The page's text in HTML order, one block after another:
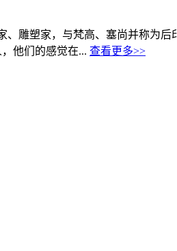
、雕塑家，与梵高、塞尚并称
他们的感觉在... 查看更多>>